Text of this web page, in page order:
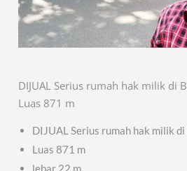
DIJUAL Serius rumah hak milik di
Luas 871 m
DIJUAL Serius rumah hak milik
Luas 871 m
lebar 22 m